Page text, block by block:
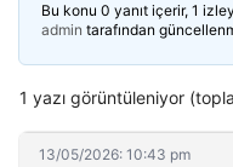
Bu konu 0 yanıt içerir, 1
admin tarafından
1 yazı görüntüleniyor
13/05/2026: 10:43 pm